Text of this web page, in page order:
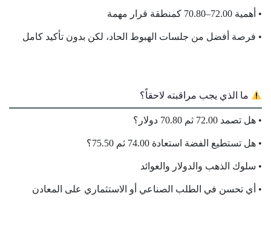
• أهمية 72.00–70.80 كمنطقة قرار مهمة
• فرصة أفضل من جلسات الهبوط الحاد، لكن بدون تأكيد كامل
ما الذي يجب مراقبته لاحقاً؟
• هل تصمد 72.00 ثم 70.80 دولار؟
• هل تستطيع الفضة استعادة 74.00 ثم 75.50؟
• سلوك الذهب والدولار والعوائد
• أي تحسن في الطلب الصناعي أو الاستثماري على المعادن